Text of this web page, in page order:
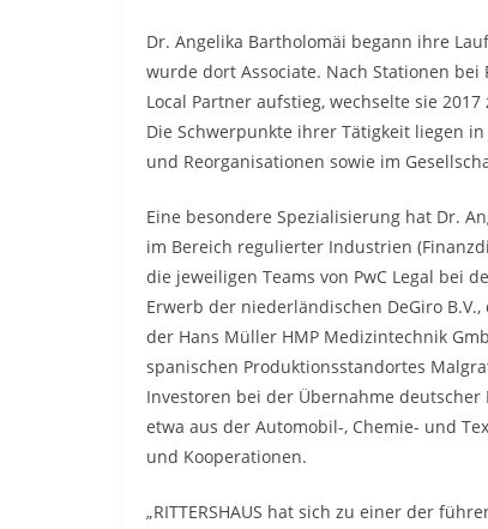
Dr. Angelika Bartholomäi begann ihre
wurde dort Associate. Nach Stationen bei
Local Partner aufstieg, wechselte sie
Die Schwerpunkte ihrer Tätigkeit liegen
und Reorganisationen sowie im
Eine besondere Spezialisierung hat Dr.
im Bereich regulierter Industrien
die jeweiligen Teams von PwC Legal bei
Erwerb der niederländischen DeGiro
der Hans Müller HMP Medizintechnik
spanischen Produktionsstandortes
Investoren bei der Übernahme
etwa aus der Automobil-, Chemie- und
und Kooperationen.
„RITTERSHAUS hat sich zu einer der